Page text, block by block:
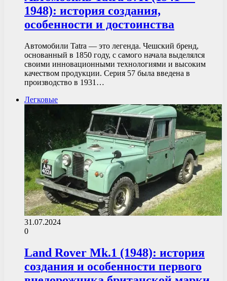
1948): история создания,
особенности и достоинства
Автомобили Tatra — это легенда. Чешский бренд,
основанный в 1850 году, с самого начала выделялся
своими инновационными технологиями и высоким
качеством продукции. Серия 57 была введена в
производство в 1931…
Легковые
31.07.2024
0
Land Rover Mk.1 (1948): история
создания и особенности первого